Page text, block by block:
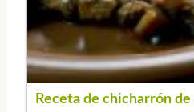
Receta de chicharrón